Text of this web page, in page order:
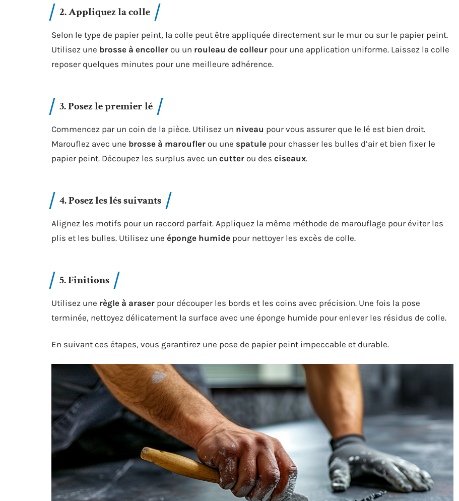
2. Appliquez la colle
Selon le type de papier peint, la colle peut être appliquée directement sur le mur ou sur le papier peint.
Utilisez une brosse à encoller ou un rouleau de colleur pour une application uniforme. Laissez la colle
reposer quelques minutes pour une meilleure adhérence.
3. Posez le premier lé
Commencez par un coin de la pièce. Utilisez un niveau pour vous assurer que le lé est bien droit.
Marouflez avec une brosse à maroufler ou une spatule pour chasser les bulles d’air et bien fixer le
papier peint. Découpez les surplus avec un cutter ou des ciseaux.
4. Posez les lés suivants
Alignez les motifs pour un raccord parfait. Appliquez la même méthode de marouflage pour éviter les
plis et les bulles. Utilisez une éponge humide pour nettoyer les excès de colle.
5. Finitions
Utilisez une règle à araser pour découper les bords et les coins avec précision. Une fois la pose
terminée, nettoyez délicatement la surface avec une éponge humide pour enlever les résidus de colle.
En suivant ces étapes, vous garantirez une pose de papier peint impeccable et durable.